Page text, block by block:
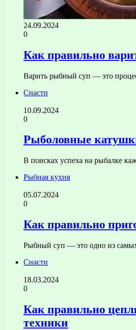
24.09.2024
0
Как правильно
Варить рыбный суп — это
Снасти
10.09.2024
0
Рыболовные
В поисках успеха на рыбалке
Рыбная кухня
05.07.2024
0
Как правильно
Рыбный суп — это одно из
Снасти
18.03.2024
0
Как правильно
техники